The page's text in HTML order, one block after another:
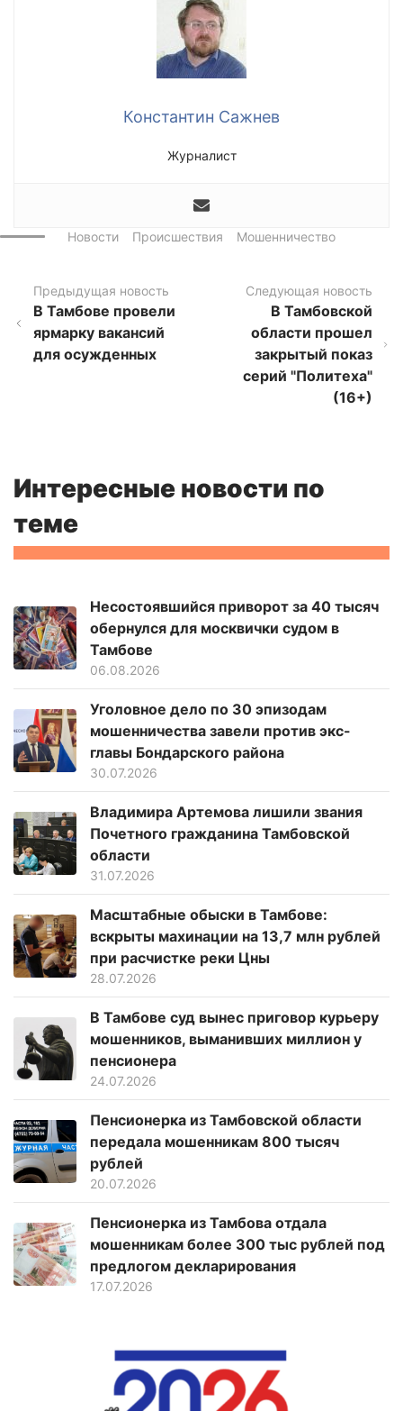
Константин Сажнев
Журналист
Новости Происшествия Мошенничество
Предыдущая новость
В Тамбове провели
ярмарку вакансий
для осужденных
Следующая новость
В Тамбовской
области прошел
закрытый показ
серий "Политеха"
(16+)
Интересные новости по
теме
Несостоявшийся приворот за 40 тысяч
обернулся для москвички судом в
Тамбове
06.08.2026
Уголовное дело по 30 эпизодам
мошенничества завели против экс-
главы Бондарского района
30.07.2026
Владимира Артемова лишили звания
Почетного гражданина Тамбовской
области
31.07.2026
Масштабные обыски в Тамбове:
вскрыты махинации на 13,7 млн рублей
при расчистке реки Цны
28.07.2026
В Тамбове суд вынес приговор курьеру
мошенников, выманивших миллион у
пенсионера
24.07.2026
Пенсионерка из Тамбовской области
передала мошенникам 800 тысяч
рублей
20.07.2026
Пенсионерка из Тамбова отдала
мошенникам более 300 тыс рублей под
предлогом декларирования
17.07.2026